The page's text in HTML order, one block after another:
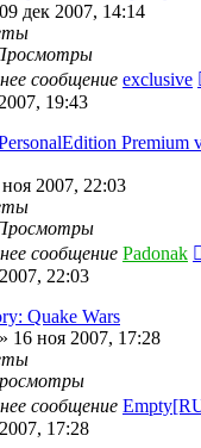
09 дек 2007, 14:14
сообщение exclusive
19:43
Premium
2007, 22:03
сообщение Padonak
22:03
Quake Wars
» 16 ноя 2007, 17:28
сообщение
17:28